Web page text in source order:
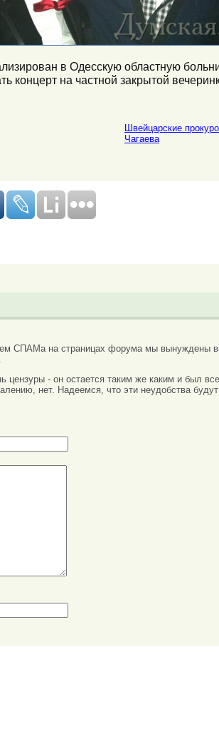
в Одесскую областную
концерт на частной закрытой
Швейцарские
Чагаева
СПАМа на страницах форума мы вынуждены
цензуры - он остается таким же каким и был
нет. Надеемся, что эти неудобства